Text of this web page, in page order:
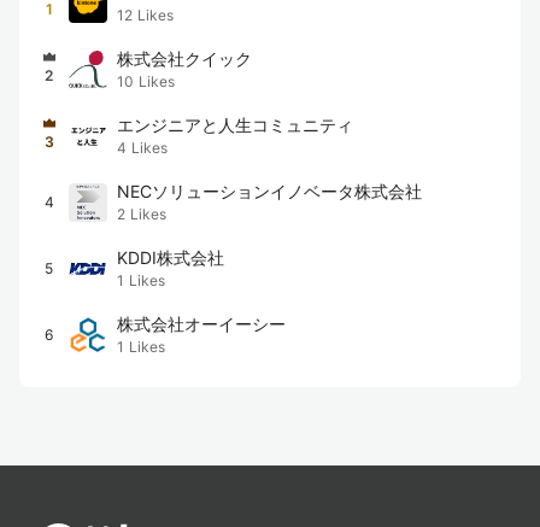
1 12 Likes
2
株式会社クイック
10 Likes
3
エンジニアと人生コミュニティ
4 Likes
4
NECソリューションイノベータ株式会社
2 Likes
5
KDDI株式会社
1 Likes
6
株式会社オーイーシー
1 Likes